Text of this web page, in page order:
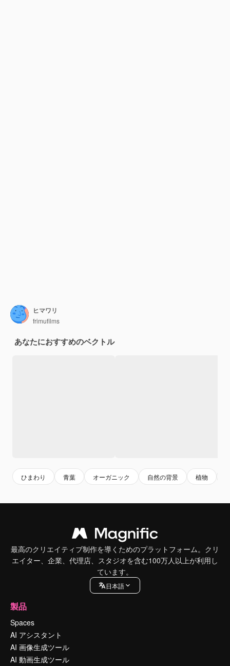
ヒマワリ
frimufilms
あなたにおすすめのベクトル
ひまわり 青葉 オーガニック 自然の背景 植物
最高のクリエイティブ制作を導くためのプラットフォーム。クリ
エイター、企業、代理店、スタジオを含む100万人以上が利用し
ています。
日本語
製品
Spaces
AI アシスタント
AI 画像生成ツール
AI 動画生成ツール